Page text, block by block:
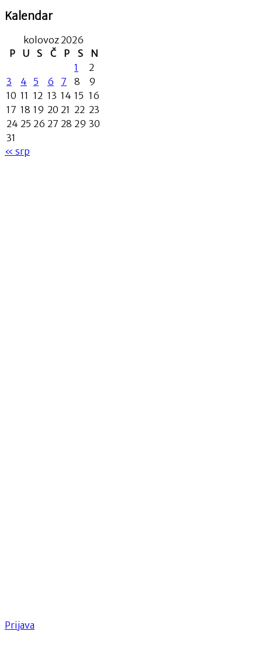
Kalendar
kolovoz 2026
P
U S Č P S
N
1
2
3
4 5 6 7 8
9
10 11 12 13 14 15 16
17 18 19 20 21 22 23
24 25 26 27 28 29 30
31
« srp
Prijava